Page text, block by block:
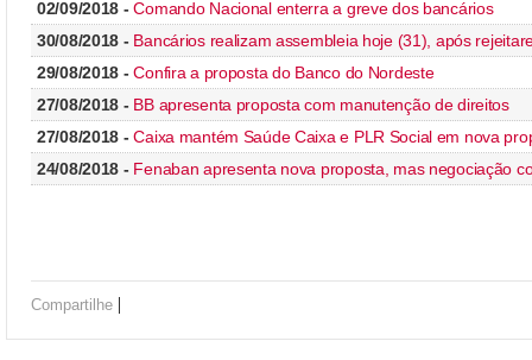
02/09/2018 -Comando Nacional enterra a greve dos bancários
30/08/2018 - Bancários realizam assembleia hoje (31), após
29/08/2018 -Confira a proposta do Banco do Nordeste
27/08/2018 - BB apresenta proposta com manutenção de direitos
27/08/2018 -Caixa mantém Saúde Caixa e PLR Social em nova
24/08/2018 - Fenaban apresenta nova proposta, mas negociação
Compartilhe |